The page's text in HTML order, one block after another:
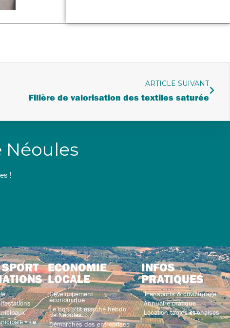
ARTICLE SUIVANT
Filière de valorisation des textiles saturée
!
« Le
ECONOMIE
LOCALE
Développement
économique
Le bon p’tit marché hebdo
de Néoules
Démarches des entreprises
INFOS
PRATIQUES
Transports & covoiturage
Annuaire pratique
Location tables et chaises